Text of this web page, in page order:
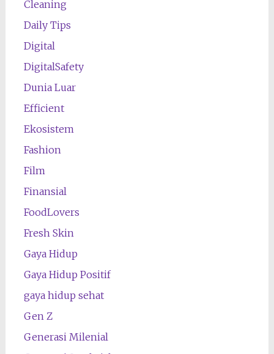
Cleaning
Daily Tips
Digital
DigitalSafety
Dunia Luar
Efficient
Ekosistem
Fashion
Film
Finansial
FoodLovers
Fresh Skin
Gaya Hidup
Gaya Hidup Positif
gaya hidup sehat
Gen Z
Generasi Milenial